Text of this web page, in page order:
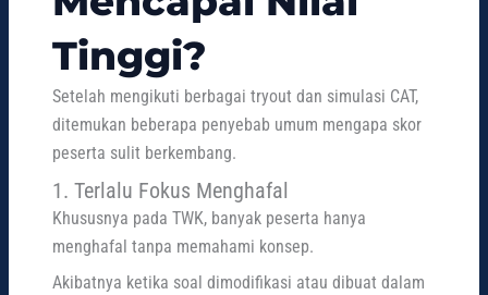
Tinggi?
Setelah mengikuti berbagai tryout dan simulasi CAT,
ditemukan beberapa penyebab umum mengapa skor
peserta sulit berkembang.
1. Terlalu Fokus Menghafal
Khususnya pada TWK, banyak peserta hanya
menghafal tanpa memahami konsep.
Akibatnya ketika soal dimodifikasi atau dibuat dalam